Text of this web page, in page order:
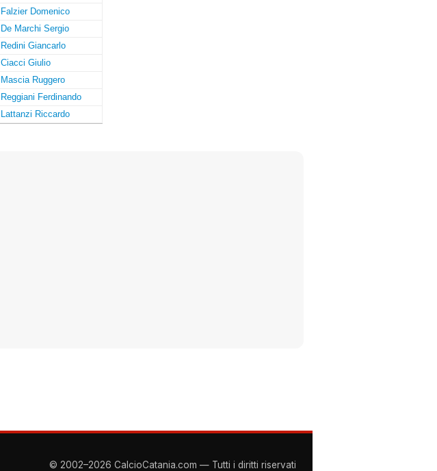
Falzier Domenico
De Marchi Sergio
Redini Giancarlo
Ciacci Giulio
Mascia Ruggero
Reggiani Ferdinando
Lattanzi Riccardo
© 2002–2026 CalcioCatania.com — Tutti i diritti riservati